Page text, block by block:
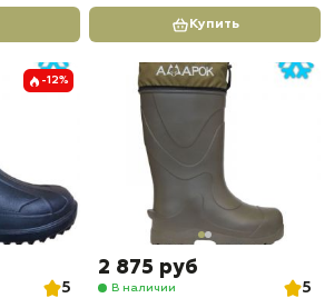
Купить
-12%
5
2 875 руб
В наличии
5